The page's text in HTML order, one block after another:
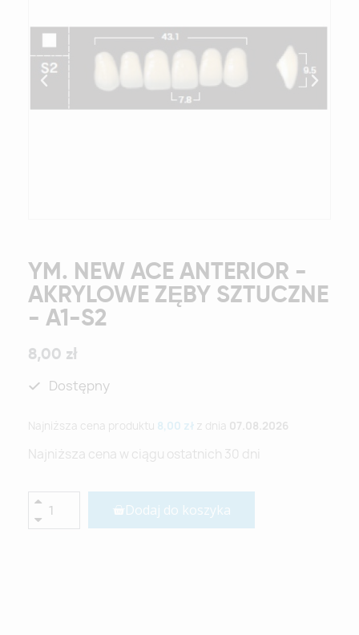
YM. NEW ACE ANTERIOR -
AKRYLOWE ZĘBY SZTUCZNE
- A1-S2
8,00 zł
Dostępny
Najniższa cena produktu 8,00 zł z dnia 07.08.2026
Najniższa cena w ciągu ostatnich 30 dni
Dodaj do koszyka